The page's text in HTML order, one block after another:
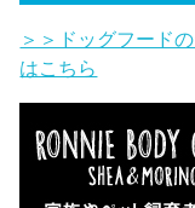
＞＞ドッグフード
はこちら